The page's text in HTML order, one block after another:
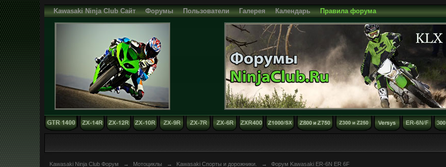
Правила форума
Kawasaki Ninja Club Сайт Форумы Пользователи Галерея Календарь
Kawasaki Ninja Club Форум → Мотоциклы → Kawasaki Спорты и дорожники. → Форум Kawasaki ER-6N ER 6F